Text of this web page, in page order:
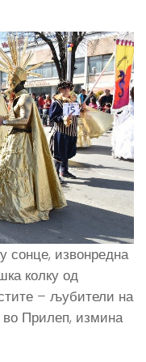
сонце, извонредна
колку од
– љубители на
во Прилеп, измина